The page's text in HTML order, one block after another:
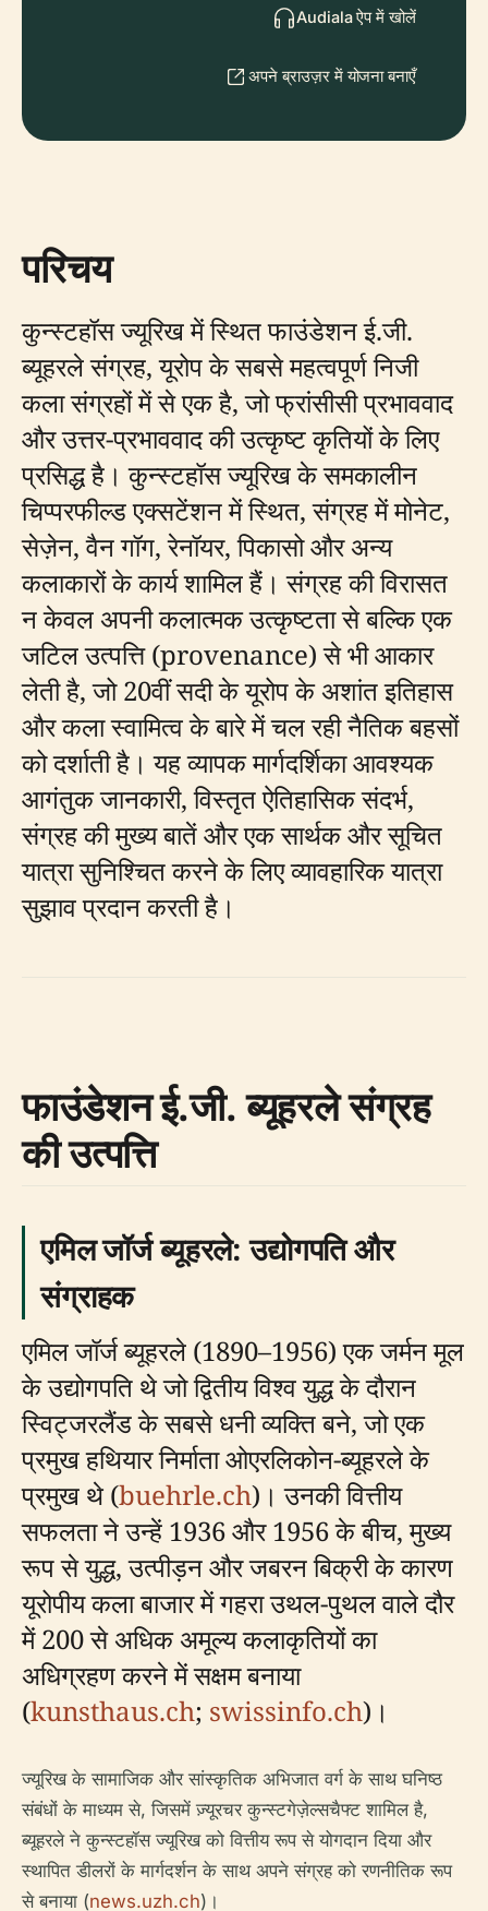
Audiala ऐप में खोलें
अपने ब्राउज़र में योजना बनाएँ
परिचय
कुन्स्टहॉस ज्यूरिख में स्थित फाउंडेशन ई.जी.
ब्यूहरले संग्रह, यूरोप के सबसे महत्वपूर्ण निजी
कला संग्रहों में से एक है, जो फ्रांसीसी प्रभाववाद
और उत्तर-प्रभाववाद की उत्कृष्ट कृतियों के लिए
प्रसिद्ध है। कुन्स्टहॉस ज्यूरिख के समकालीन
चिप्परफील्ड एक्सटेंशन में स्थित, संग्रह में मोनेट,
सेज़ेन, वैन गॉग, रेनॉयर, पिकासो और अन्य
कलाकारों के कार्य शामिल हैं। संग्रह की विरासत
न केवल अपनी कलात्मक उत्कृष्टता से बल्कि एक
जटिल उत्पत्ति (provenance) से भी आकार
लेती है, जो 20वीं सदी के यूरोप के अशांत इतिहास
और कला स्वामित्व के बारे में चल रही नैतिक बहसों
को दर्शाती है। यह व्यापक मार्गदर्शिका आवश्यक
आगंतुक जानकारी, विस्तृत ऐतिहासिक संदर्भ,
संग्रह की मुख्य बातें और एक सार्थक और सूचित
यात्रा सुनिश्चित करने के लिए व्यावहारिक यात्रा
सुझाव प्रदान करती है।
फाउंडेशन ई.जी. ब्यूहरले संग्रह
की उत्पत्ति
एमिल जॉर्ज ब्यूहरले: उद्योगपति और
संग्राहक
एमिल जॉर्ज ब्यूहरले (1890–1956) एक जर्मन मूल
के उद्योगपति थे जो द्वितीय विश्व युद्ध के दौरान
स्विट्जरलैंड के सबसे धनी व्यक्ति बने, जो एक
प्रमुख हथियार निर्माता ओएरलिकोन-ब्यूहरले के
प्रमुख थे (buehrle.ch)। उनकी वित्तीय
सफलता ने उन्हें 1936 और 1956 के बीच, मुख्य
रूप से युद्ध, उत्पीड़न और जबरन बिक्री के कारण
यूरोपीय कला बाजार में गहरा उथल-पुथल वाले दौर
में 200 से अधिक अमूल्य कलाकृतियों का
अधिग्रहण करने में सक्षम बनाया
(kunsthaus.ch; swissinfo.ch)।
ज्यूरिख के सामाजिक और सांस्कृतिक अभिजात वर्ग के साथ घनिष्ठ
संबंधों के माध्यम से, जिसमें ज़्यूरचर कुन्स्टगेज़ेल्सचैफ्ट शामिल है,
ब्यूहरले ने कुन्स्टहॉस ज्यूरिख को वित्तीय रूप से योगदान दिया और
स्थापित डीलरों के मार्गदर्शन के साथ अपने संग्रह को रणनीतिक रूप
से बनाया (news.uzh.ch)।